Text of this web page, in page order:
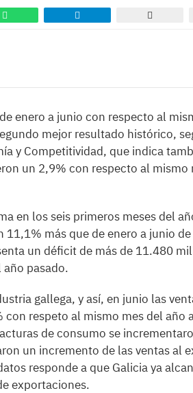
enero a junio con respecto al
mejor resultado histórico,
y Competitividad, que indica
un 2,9% con respecto al mismo
en los seis primeros meses del
más que de enero a junio
un déficit de más de 11.480
año pasado.
gallega, y así, en junio las
respeto al mismo mes del año
de consumo se
un incremento de las ventas al
responde a que Galicia ya
exportaciones.